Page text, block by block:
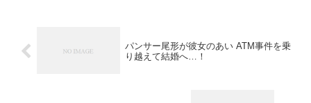
パンサー尾形が彼女のあい ATM事件を乗
り越えて結婚へ…！